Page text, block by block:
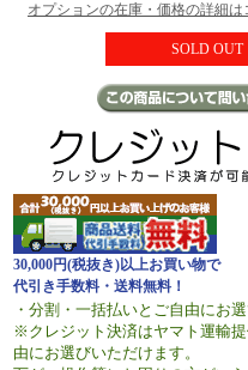
オプションの在庫・価格の詳細は
SOLD OUT
30,000円(税抜き)以上お買い物で
代引き手数料・送料無料！
・分割・一括払いとご自由にお
※クレジット決済はヤマト運輸
由にお選びいただけます。